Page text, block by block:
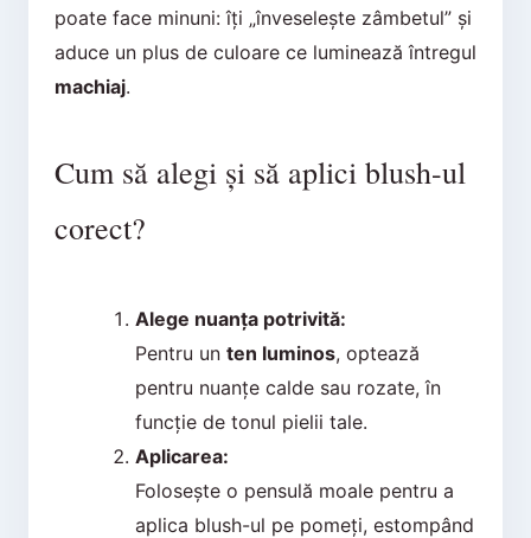
poate face minuni: îți „înveselește zâmbetul” și
aduce un plus de culoare ce luminează întregul
machiaj.
Cum să alegi și să aplici blush-ul
corect?
Alege nuanța potrivită:
Pentru un ten luminos, optează
pentru nuanțe calde sau rozate, în
funcție de tonul pielii tale.
Aplicarea:
Folosește o pensulă moale pentru a
aplica blush-ul pe pomeți, estompând